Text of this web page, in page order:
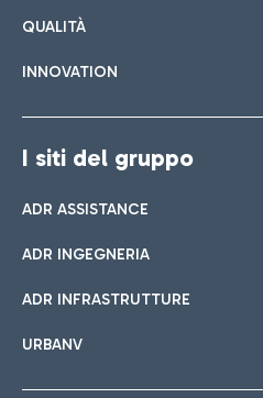
QUALITÀ
INNOVATION
I siti del gruppo
ADR ASSISTANCE
ADR INGEGNERIA
ADR INFRASTRUTTURE
URBANV